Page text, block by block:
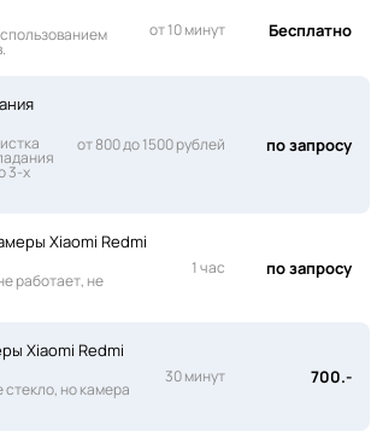
от 10 минут Бесплатно
3-х
от 800 до 1500 рублей по запросу
Xiaomi Redmi
работает, не
1 час по запросу
Xiaomi Redmi
стекло, но камера
30 минут 700.-